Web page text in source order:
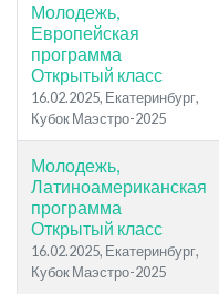
Молодежь,
Европейская
программа
Открытый класс
16.02.2025, Екатеринбург,
Кубок Маэстро-2025
Молодежь,
Латиноамериканская
программа
Открытый класс
16.02.2025, Екатеринбург,
Кубок Маэстро-2025